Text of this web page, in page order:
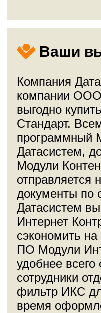
Ваши
Компания
компании ООО
выгодно
Стандарт.
программный
Датасистем,
Модули
отправляется
документы по
Датасистем
Интернет
сэкономить
ПО Модули
удобнее
сотрудники
фильтр ИКС
время